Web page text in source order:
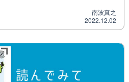
南波真之
2022.12.02